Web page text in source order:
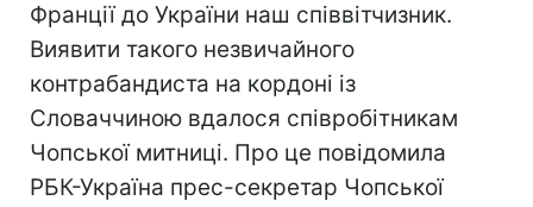
Франції до України наш співвітчизник.
Виявити такого незвичайного
контрабандиста на кордоні iз
Словаччиною вдалося співробітникам
Чопської митниці. Про це повідомила
РБК-Україна прес-секретар Чопської